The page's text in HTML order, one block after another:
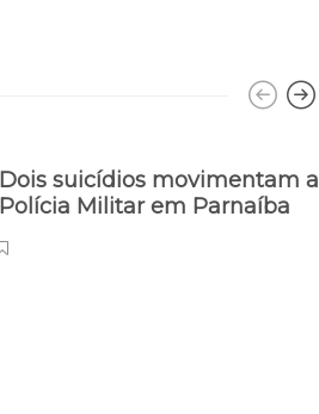
Dois suicídios movimentam a
Polícia Militar em Parnaíba